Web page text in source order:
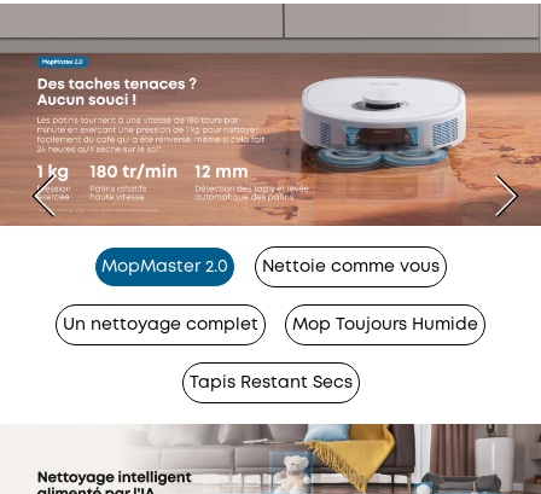
MopMaster 2.0 Nettoie comme vous
Un nettoyage complet Mop Toujours Humide
Tapis Restant Secs